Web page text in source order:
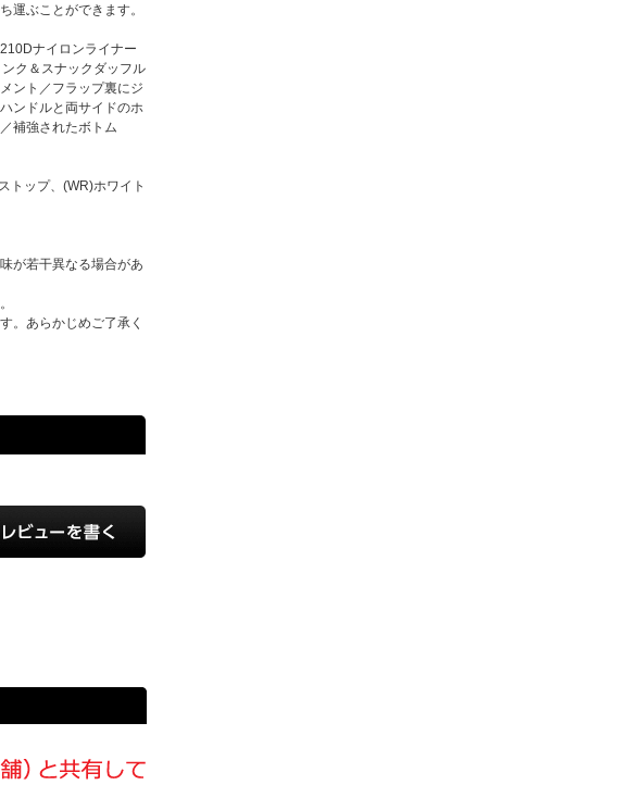
運ぶことができます。
ナイロンライナー
ク＆スナックダッフル
ント／フラップ裏にジ
ンドルと両サイドのホ
補強されたボトム
トップ、(WR)ホワイト
が若干異なる場合があ
。あらかじめご了承く